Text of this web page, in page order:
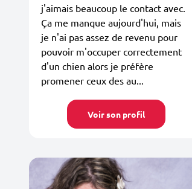
j'aimais beaucoup le contact avec.
Ça me manque aujourd'hui, mais
je n'ai pas assez de revenu pour
pouvoir m'occuper correctement
d'un chien alors je préfère
promener ceux des au...
Voir son profil